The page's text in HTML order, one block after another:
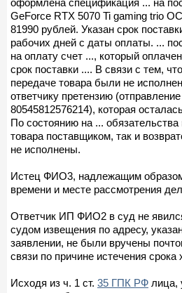
GeForce RTX 5070 Ti gaming trio
81990 рублей. Указан срок
рабочих дней с даты оплаты. ...
на оплату счет ..., который
срок поставки .... В связи с тем,
передаче товара были не
ответчику претензию
80545812576214), которая
По состоянию на ... обязательства
товара поставщиком, так и
не исполнены.
Истец ФИО3, надлежащим
времени и месте рассмотрения
Ответчик ИП ФИО2 в суд не
судом извещения по адресу,
заявлении, не были вручены
связи по причине истечения
Исходя из ч. 1 ст. 35 ГПК РФ лица,